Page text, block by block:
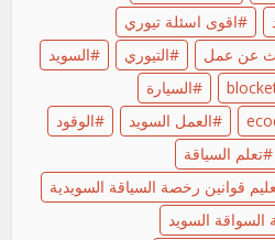
اقوى اسئلة تيوري
عن عمل التيوري
السويد
السيارة
العمل السويد
الوقود
تعلم السياقة
قوانين رخصة السياقة السويدية
السويد